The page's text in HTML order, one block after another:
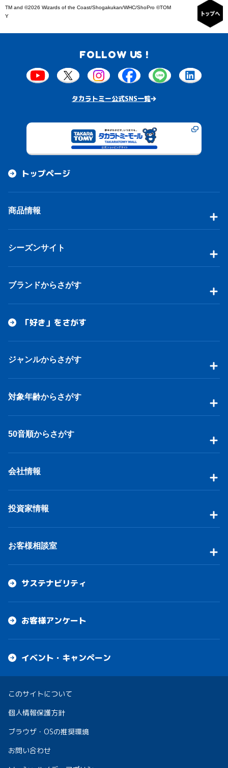
TM and ©2026 Wizards of the Coast/Shogakukan/WHC/ShoPro ©TOM
Y
FOLLOW US !
タカラトミー公式SNS一覧
トップページ
商品情報
シーズンサイト
ブランドからさがす
「好き」をさがす
ジャンルからさがす
対象年齢からさがす
50音順からさがす
会社情報
投資家情報
お客様相談室
サステナビリティ
お客様アンケート
イベント・キャンペーン
このサイトについて
個人情報保護方針
ブラウザ・OSの推奨環境
お問い合わせ